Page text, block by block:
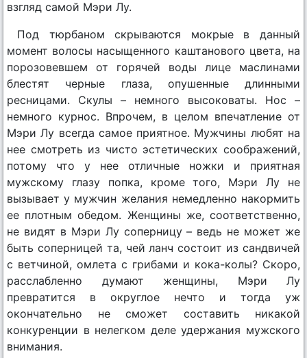
взгляд самой Мэри Лу.
Под тюрбаном скрываются мокрые в данный
момент волосы насыщенного каштанового цвета, на
порозовевшем от горячей воды лице маслинами
блестят черные глаза, опушенные длинными
ресницами. Скулы – немного высоковаты. Нос –
немного курнос. Впрочем, в целом впечатление от
Мэри Лу всегда самое приятное. Мужчины любят на
нее смотреть из чисто эстетических соображений,
потому что у нее отличные ножки и приятная
мужскому глазу попка, кроме того, Мэри Лу не
вызывает у мужчин желания немедленно накормить
ее плотным обедом. Женщины же, соответственно,
не видят в Мэри Лу соперницу – ведь не может же
быть соперницей та, чей ланч состоит из сандвичей
с ветчиной, омлета с грибами и кока-колы? Скоро,
расслабленно думают женщины, Мэри Лу
превратится в округлое нечто и тогда уж
окончательно не сможет составить никакой
конкуренции в нелегком деле удержания мужского
внимания.